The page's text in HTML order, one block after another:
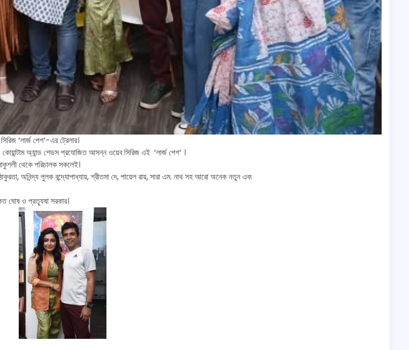
‘লার্জ পেগ’-এর ট্রেলার।
অ্যান্ড শেডস প্রযোজিত আসন্ন ওয়েব সিরিজ এই ‘লার্জ পেগ’ ।
থেকে পরিচালক সকলেই।
অনিন্দ্য পুলক বন্দ্যোপাধ্যায়, শ্রীতমা দে, পায়েল রায়, সারা এম. নাথ সহ আরো অনেক নতুন এবং
ঘোষ ও প্রত্যূষা সরকার।